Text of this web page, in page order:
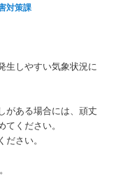
対策課
生しやすい気象状況に
がある場合には、頑丈
ください。
さい。